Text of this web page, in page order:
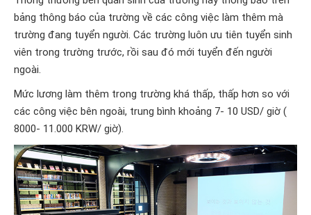
bảng thông báo của trường về các công việc làm thêm mà
trường đang tuyển người. Các trường luôn ưu tiên tuyển sinh
viên trong trường trước, rồi sau đó mới tuyển đến người
ngoài.
Mức lương làm thêm trong trường khá thấp, thấp hơn so với
các công việc bên ngoài, trung bình khoảng 7- 10 USD/ giờ (
8000- 11.000 KRW/ giờ).